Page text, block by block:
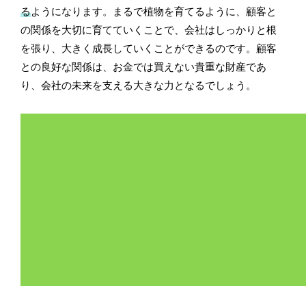
るようになります。まるで植物を育てるように、顧客と
の関係を大切に育てていくことで、会社はしっかりと根
を張り、大きく成長していくことができるのです。顧客
との良好な関係は、お金では買えない貴重な財産であ
り、会社の未来を支える大きな力となるでしょう。